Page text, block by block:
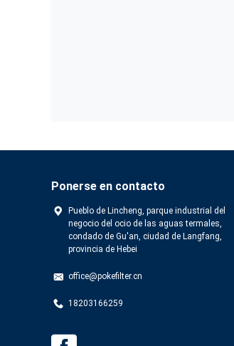
Ponerse en contacto
Pueblo de Lincheng, parque industrial del
negocio del ocio de las aguas termales,
condado de Gu'an, ciudad de Langfang,
provincia de Hebei
office@pokefilter.cn
18203166259